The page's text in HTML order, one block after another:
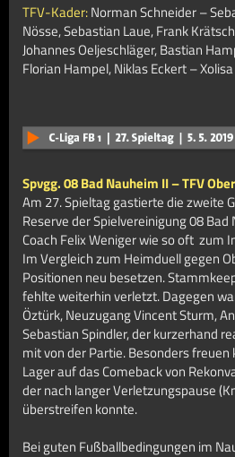
TFV-Kader:Norman Schneider –
Nösse, Sebastian Laue, Frank
Johannes Oeljeschläger, Bastian
Florian Hampel, Niklas Eckert –
Spvgg. 08 Bad Nauheim II – TFV
Am 27. Spieltag gastierte die zweite
Reserve der Spielvereinigung 08
Coach Felix Weniger wie so oft zum
Im Vergleich zum Heimduell gegen
Positionen neu besetzen.
fehlte weiterhin verletzt. Dagegen
Öztürk, Neuzugang Vincent Sturm,
Sebastian Spindler, der kurzerhand
mit von der Partie. Besonders
Lager auf das Comeback von
der nach langer Verletzungspause
überstreifen konnte.
Bei guten Fußballbedingungen im